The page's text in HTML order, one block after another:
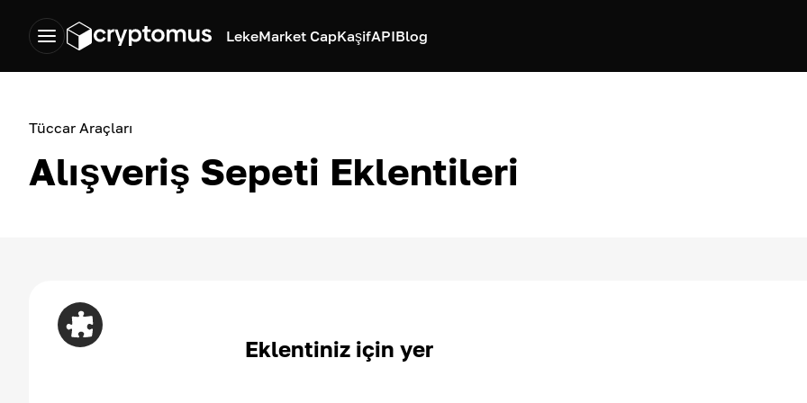
LekeMarket CapKaşifAPIBlog
Tüccar Araçları
Alışveriş Sepeti Eklentileri
Eklentiniz için yer